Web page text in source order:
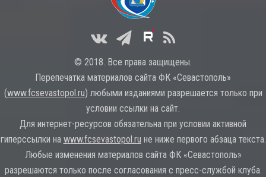
© 2018. Все права защищены.
Перепечатка материалов сайта ФК «Севастополь»
(www.fcsevastopol.ru) любыми изданиями разрешается только при
условии ссылки на сайт.
Для интернет-ресурсов обязательна при условии активной
гиперссылки на www.fcsevastopol.ru не ниже первого абзаца текста.
Любые изменения материалов сайта ФК «Севастополь»
разрешаются только после согласования с пресс-службой клуба.